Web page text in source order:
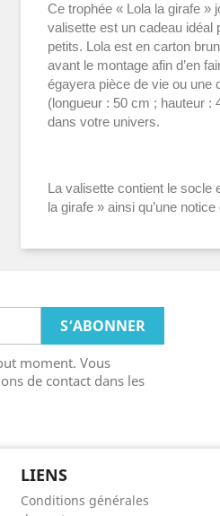
Ce trophée « Lola la girafe »
valisette est un cadeau idéal
petits. Lola est en carton
avant le montage afin d’en
égayera pièce de vie ou une
(longueur : 50 cm ; hauteur :
dans votre univers.
La valisette contient le socle
la girafe » ainsi qu’une
moment. Vous
de contact dans les
LIENS
Conditions générales